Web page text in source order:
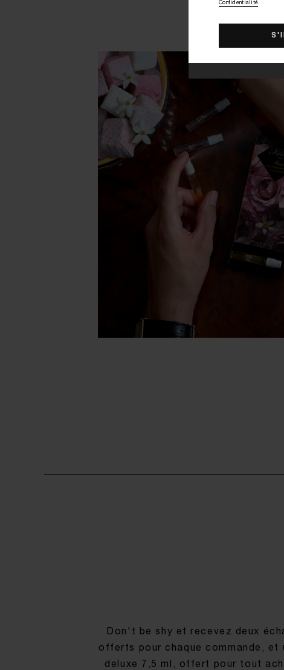
Don't be shy et recevez deux
offerts pour chaque commande, et
deluxe 7,5 ml, offert pour tout
Confidentialité.